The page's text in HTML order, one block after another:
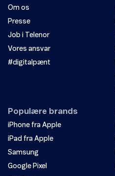
Om os
Presse
Job i Telenor
Vores ansvar
#digitalpænt
Populære brands
iPhone fra Apple
iPad fra Apple
Samsung
Google Pixel